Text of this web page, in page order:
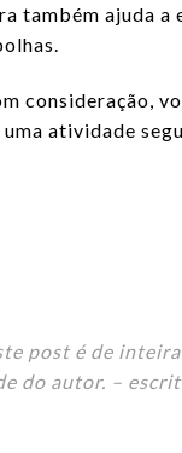
também ajuda a
consideração,
atividade
post é de inteira
do autor. –